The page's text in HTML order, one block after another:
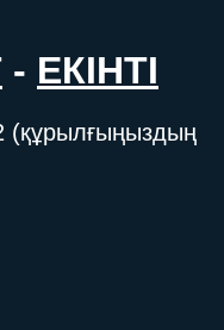
- ЕКІНТІ
(құрылғыңыздың